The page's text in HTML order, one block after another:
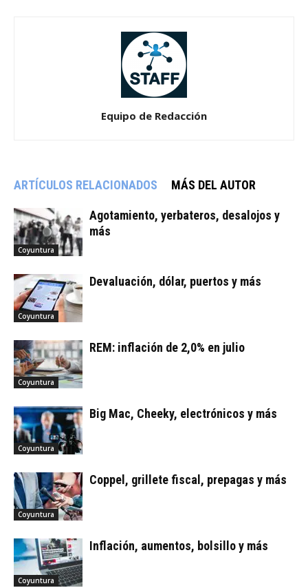
Equipo de Redacción
ARTÍCULOS RELACIONADOS MÁS DEL AUTOR
Coyuntura
Agotamiento, yerbateros, desalojos y
más
Coyuntura
Devaluación, dólar, puertos y más
Coyuntura
REM: inflación de 2,0% en julio
Coyuntura
Big Mac, Cheeky, electrónicos y más
Coyuntura
Coppel, grillete fiscal, prepagas y más
Coyuntura
Inflación, aumentos, bolsillo y más